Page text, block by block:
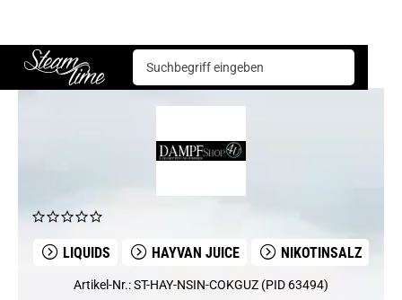
Steam time
Liquids Hayvan Juice
LIQUIDS HAYVAN JUICE NIKOTINSALZ
Artikel-Nr.: ST-HAY-NSIN-COKGUZ (PID 63494)